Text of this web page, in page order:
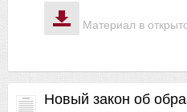
Материал в
Новый закон об